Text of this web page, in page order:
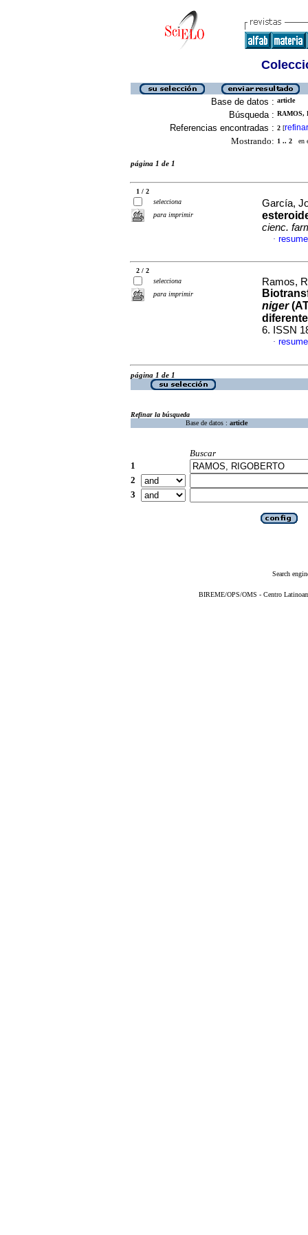
Base de datos : article
Búsqueda : RAMOS,
Referencias encontradas : 2 [refinar
Mostrando: 1 .. 2 en
página 1 de 1
1 / 2
selecciona
para imprimir
García,
cienc.
·
2 / 2
selecciona
para imprimir
Ramos,
niger
diferente
6. ISSN
·
página 1 de 1
Refinar la búsqueda
Base de datos : article
Buscar
1
2
3
Search
BIREME/OPS/OMS - Centro